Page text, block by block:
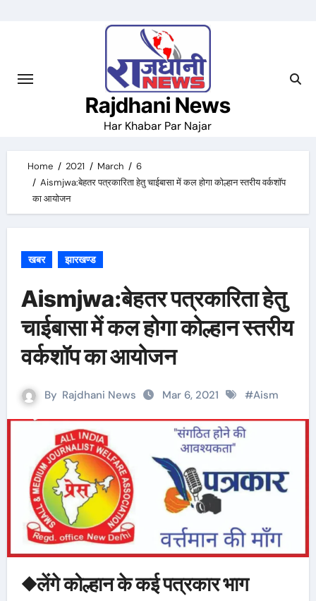
Rajdhani News
Har Khabar Par Najar
Home 2021 March
6
Aismjwa:बेहतर पत्रकारिता हेतु चाईबासा में कल होगा कोल्हान स्तरीय वर्कशॉप
का आयोजन
खबर झारखण्ड
Aismjwa:बेहतर पत्रकारिता हेतु
चाईबासा में कल होगा कोल्हान स्तरीय
वर्कशॉप का आयोजन
By Rajdhani News Mar 6, 2021 #Aism
◆लेंगे कोल्हान के कई पत्रकार भाग